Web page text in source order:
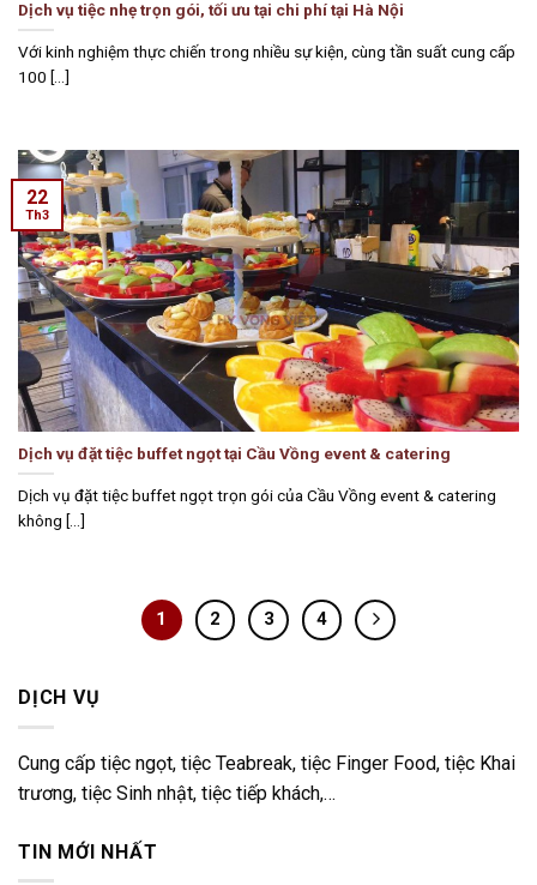
Dịch vụ tiệc nhẹ trọn gói, tối ưu tại chi phí tại Hà Nội
Với kinh nghiệm thực chiến trong nhiều sự kiện, cùng tần suất cung cấp
100 [...]
Dịch vụ đặt tiệc buffet ngọt tại Cầu Vồng event & catering
Dịch vụ đặt tiệc buffet ngọt trọn gói của Cầu Vồng event & catering
không [...]
22
Th3
1 2 3 4
DỊCH VỤ
Cung cấp tiệc ngọt, tiệc Teabreak, tiệc Finger Food, tiệc Khai
trương, tiệc Sinh nhật, tiệc tiếp khách,…
TIN MỚI NHẤT